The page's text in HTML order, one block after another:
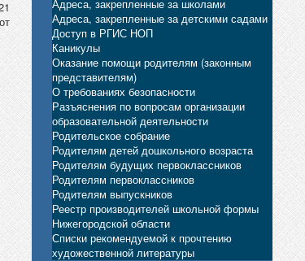
Адреса, закрепленные за школами
Адреса, закрепленные за детскими садами
Доступ в РГИС НОП
Каникулы
Оказание помощи родителям (законным
представителям)
О требованиях безопасности
Разъяснения по вопросам организации
образовательной деятельности
Родительское собрание
Родителям детей дошкольного возраста
Родителям будущих первоклассников
Родителям первоклассников
Родителям выпускников
Реестр производителей школьной формы
Нижегородской области
Списки рекомендуемой к прочтению
художественной литературы